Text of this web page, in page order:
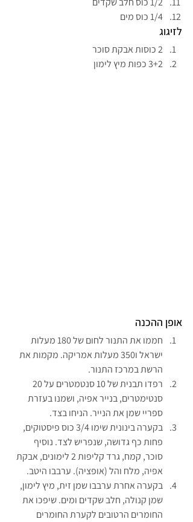
1/4 כוס מים
לזיגוג
2 כוסות אבקת סוכר
3+2 כפות מיץ לימון
אופן ההכנה
חממו את התנור לחום של 180 מעלות
ישראל ו350 מעלות אמריקה. מקמות את
הרשת במרכז התנור.
סנטימטרים, בנייר אפיה, ושמנו בעזרת
ספריי שמן את הנייר. הניחו בצד.
בקערה בינונית שימו 3/4 כוס פיסטוקים,
פחות כף גדושה, שנפריש לצד. נוסיף
סוכר, קמח, גרד קליפות 2 לימונים, אבקת
אפיה, מלח והל (אופציה). ערבבו היטב.
בקערה אחרת ערבבו שמן זית, מיץ לימון,
שמן קנולה, חלב שקדים ומים. שיפכו את
החומרים הרטובים לקערת החומרים